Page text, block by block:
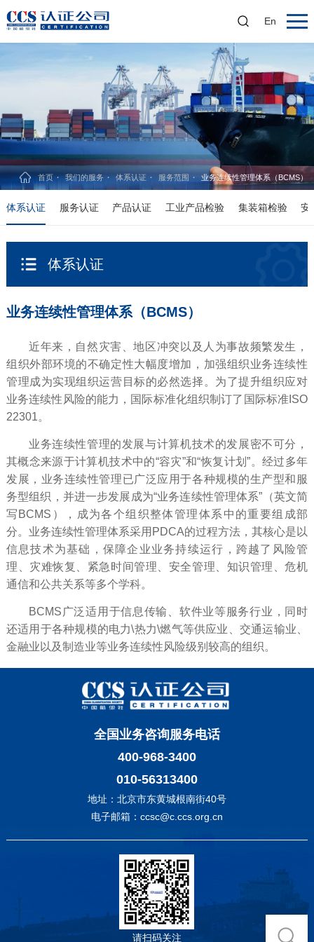
En
首页 我们的服务 体系认证 服务范围 业务连续性管理体系（BCMS）
体系认证 服务认证 产品认证 工业产品检验 集装箱检验 安
体系认证
业务连续性管理体系（BCMS）
近年来，自然灾害、地区冲突以及人为事故频繁发生，
组织外部环境的不确定性大幅度增加，加强组织业务连续性
管理成为实现组织运营目标的必然选择。为了提升组织应对
业务连续性风险的能力，国际标准化组织制订了国际标准ISO
22301。
业务连续性管理的发展与计算机技术的发展密不可分，
其概念来源于计算机技术中的“容灾”和“恢复计划”。经过多年
发展，业务连续性管理已广泛应用于各种规模的生产型和服
务型组织，并进一步发展成为“业务连续性管理体系”（英文简
写BCMS），成为各个组织整体管理体系中的重要组成部
分。业务连续性管理体系采用PDCA的过程方法，其核心是以
信息技术为基础，保障企业业务持续运行，跨越了风险管
理、灾难恢复、紧急时间管理、安全管理、知识管理、危机
通信和公共关系等多个学科。
BCMS广泛适用于信息传输、软件业等服务行业，同时
还适用于各种规模的电力\热力\燃气等供应业、交通运输业、
金融业以及制造业等业务连续性风险级别较高的组织。
全国业务咨询服务电话
400-968-3400
010-56313400
地址：北京市东黄城根南街40号
电子邮箱：ccsc@c.ccs.org.cn
请扫码关注